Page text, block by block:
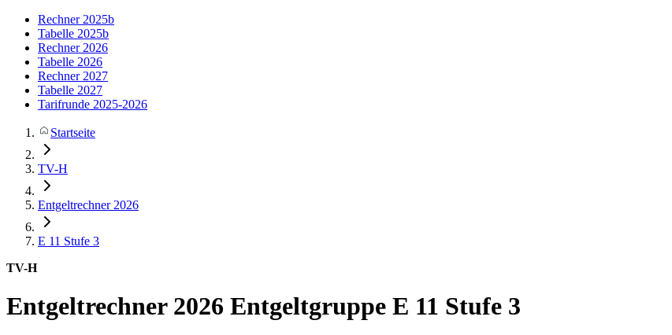
Rechner 2025b
Tabelle 2025b
Rechner 2026
Tabelle 2026
Rechner 2027
Tabelle 2027
Tarifrunde 2025-2026
Startseite
TV-H
Entgeltrechner 2026
E 11 Stufe 3
TV-H
Entgeltrechner 2026 Entgeltgruppe E 11 Stufe 3